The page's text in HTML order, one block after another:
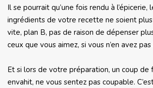
Il se pourrait qu’une fois rendu à l’épicerie,
ingrédients de votre recette ne soient
vite, plan B, pas de raison de dépenser
ceux que vous aimez, si vous n’en avez
Et si lors de votre préparation, un coup de
envahit, ne vous sentez pas coupable.